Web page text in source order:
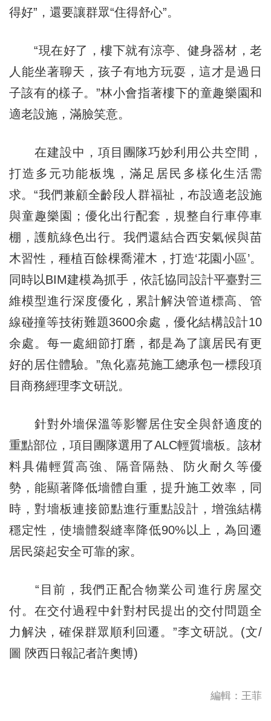
得好”，還要讓群眾“住得舒心”。
“現在好了，樓下就有涼亭、健身器材，老
人能坐著聊天，孩子有地方玩耍，這才是過日
子該有的樣子。”林小會指著樓下的童趣樂園和
適老設施，滿臉笑意。
在建設中，項目團隊巧妙利用公共空間，
打造多元功能板塊，滿足居民多樣化生活需
求。“我們兼顧全齡段人群福祉，布設適老設施
與童趣樂園；優化出行配套，規整自行車停車
棚，護航綠色出行。我們還結合西安氣候與苗
木習性，種植百餘棵喬灌木，打造‘花園小區’。
同時以BIM建模為抓手，依託協同設計平臺對三
維模型進行深度優化，累計解決管道標高、管
線碰撞等技術難題3600余處，優化結構設計10
余處。每一處細節打磨，都是為了讓居民有更
好的居住體驗。”魚化嘉苑施工總承包一標段項
目商務經理李文研説。
針對外墻保溫等影響居住安全與舒適度的
重點部位，項目團隊選用了ALC輕質墻板。該材
料具備輕質高強、隔音隔熱、防火耐久等優
勢，能顯著降低墻體自重，提升施工效率，同
時，對墻板連接節點進行重點設計，增強結構
穩定性，使墻體裂縫率降低90%以上，為回遷
居民築起安全可靠的家。
“目前，我們正配合物業公司進行房屋交
付。在交付過程中針對村民提出的交付問題全
力解決，確保群眾順利回遷。”李文研説。(文/
圖 陝西日報記者許奧博)
編輯：王菲